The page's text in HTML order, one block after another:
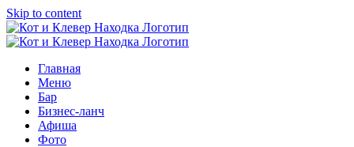
Skip to content
Главная
Меню
Бар
Бизнес-ланч
Афиша
Фото